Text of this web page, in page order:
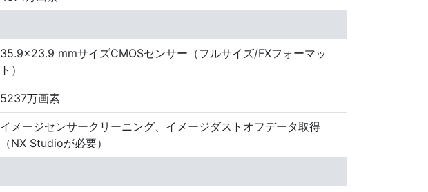
35.9×23.9 mmサイズCMOSセンサー（フルサイズ/FXフォーマッ
ト）
5237万画素
イメージセンサークリーニング、イメージダストオフデータ取得
（NX Studioが必要）